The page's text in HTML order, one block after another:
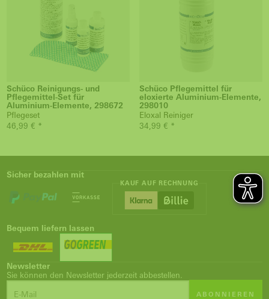
Schüco Reinigungs- und
Pflegemittel-Set für
Aluminium-Elemente, 298672
Pflegeset
46,99 € *
Schüco Pflegemittel für
eloxierte Aluminium-Elemente,
298010
Eloxal Reiniger
34,99 € *
Sicher bezahlen mit
KAUF AUF RECHNUNG
Bequem liefern lassen
Newsletter
Sie können den Newsletter jederzeit abbestellen.
ABONNIEREN